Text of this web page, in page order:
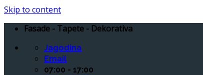
Skip to content
Fasade - Tapete - Dekorativa
Jagodina
Email
07:00 - 17:00